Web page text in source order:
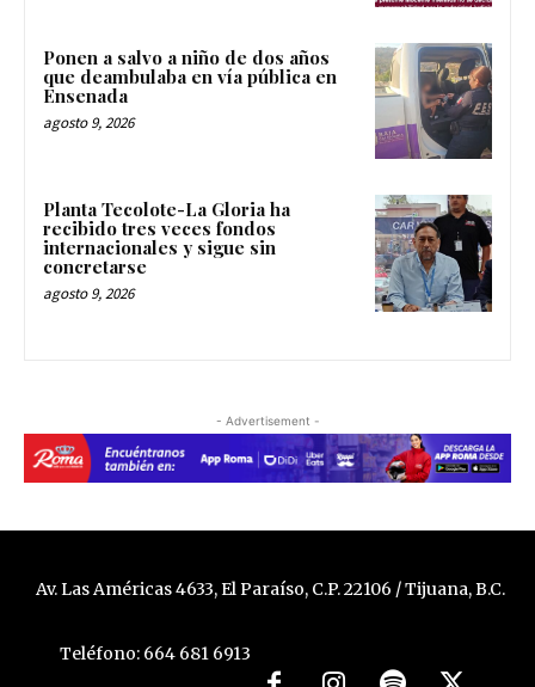
Ponen a salvo a niño de dos años
que deambulaba en vía pública en
Ensenada
agosto 9, 2026
Planta Tecolote-La Gloria ha
recibido tres veces fondos
internacionales y sigue sin
concretarse
agosto 9, 2026
- Advertisement -
Av. Las Américas 4633, El Paraíso, C.P. 22106 / Tijuana, B.C.
Teléfono: 664 681 6913